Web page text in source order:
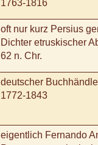
1763-1816
oft nur kurz Persius
Dichter etruskischer
62 n. Chr.
deutscher
1772-1843
eigentlich Fernando